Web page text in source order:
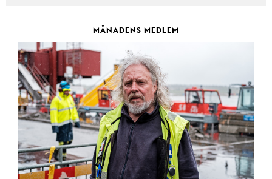
MÅNADENS MEDLEM